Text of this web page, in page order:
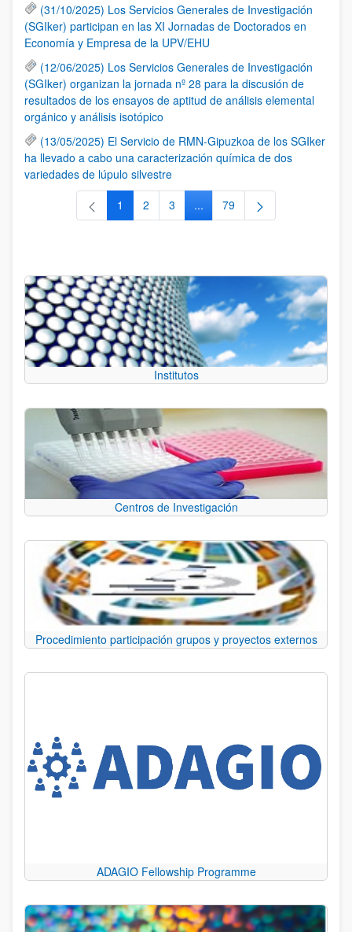
(31/10/2025) Los Servicios Generales de Investigación
(SGIker) participan en las XI Jornadas de Doctorados en
Economía y Empresa de la UPV/EHU
(12/06/2025) Los Servicios Generales de Investigación
(SGIker) organizan la jornada nº 28 para la discusión de
resultados de los ensayos de aptitud de análisis elemental
orgánico y análisis isotópico
(13/05/2025) El Servicio de RMN-Gipuzkoa de los SGIker
ha llevado a cabo una caracterización química de dos
variedades de lúpulo silvestre
Página
1 Página
2 Página
3 ...Páginas intermedias Use TAB
Página
79
Institutos
Centros de Investigación
Procedimiento participación grupos y proyectos externos
ADAGIO Fellowship Programme